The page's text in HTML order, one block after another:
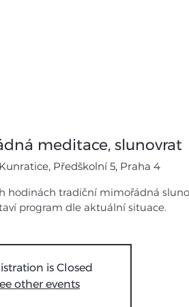
meditace, slunovrat
Předškolní 5, Praha 4
hodinách tradiční mimořádná
program dle aktuální situace.
is Closed
other events